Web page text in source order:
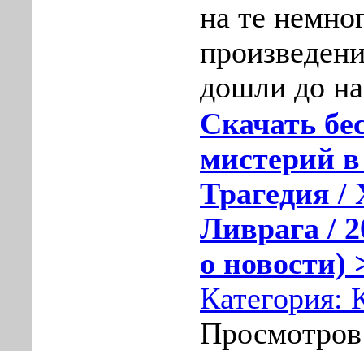
на те
дошли до
Скачать
мистерий
Трагедия /
Ливрага /
о новости)
Категория: